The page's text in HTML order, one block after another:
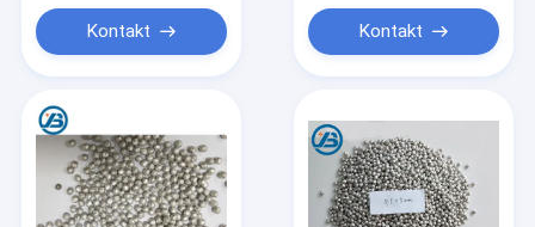
Produkte
Über uns
Kontakt Kontakt